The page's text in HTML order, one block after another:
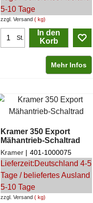
zzgl. Versand kg
5-10 Tage
St.
In den
Korb
Mehr Infos
Kramer 350 Export
Mähantrieb-Schaltrad
zzgl. Versand kg
Kramer 401-1000075
Lieferzeit:Deutschland 4-5
Tage / beliefertes Ausland
5-10 Tage